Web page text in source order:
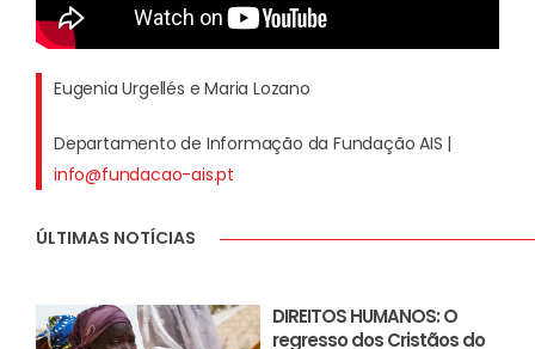
Eugenia Urgellés e Maria Lozano
Departamento de Informação da Fundação AIS |
info@fundacao-ais.pt
ÚLTIMAS NOTÍCIAS
DIREITOS HUMANOS: O
regresso dos Cristãos do